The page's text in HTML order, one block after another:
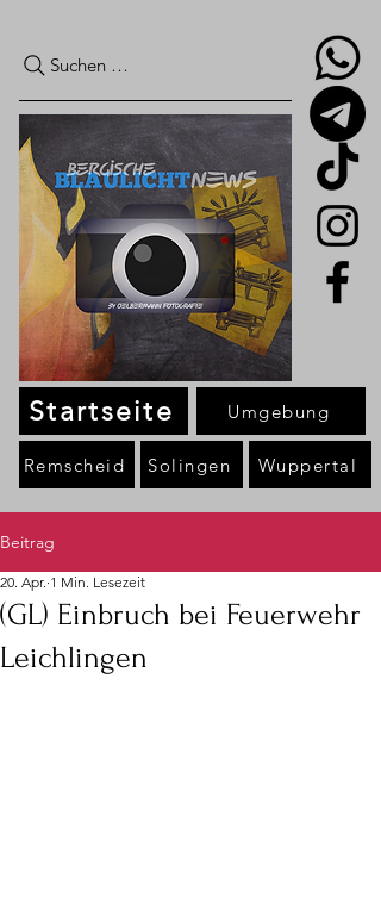
Suchen …
Startseite
Remscheid Solingen Wuppertal
Umgebung
Beitrag
(GL) Einbruch bei Feuerwehr
Leichlingen
20. Apr. 1 Min. Lesezeit